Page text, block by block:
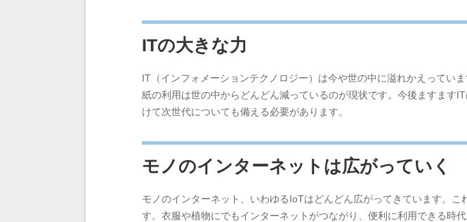
ITの大きな力
IT（インフォメーションテクノロジー）は今や世の中に溢れかえってい
紙の利用は世の中からどんどん減っているのが現状です。今後ますます
けて次世代についても備える必要があります。
モノのインターネットは広がっていく
モノのインターネット、いわゆるIoTはどんどん広がってきています。
す。衣服や植物にでもインターネットがつながり、便利に利用できる時